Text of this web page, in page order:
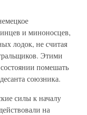
и миноносцев,
лодок, не считая
Этими
помешать
союзника.
силы к началу
на